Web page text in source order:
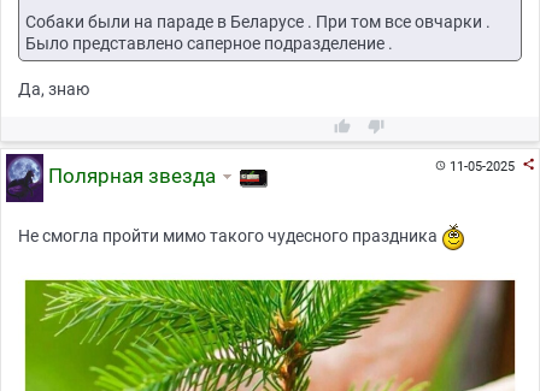
Собаки были на параде в Беларусе . При том все овчарки .
Было представлено саперное подразделение .
Да, знаю
 
11-05-2025 
Полярная звезда
Не смогла пройти мимо такого чудесного праздника